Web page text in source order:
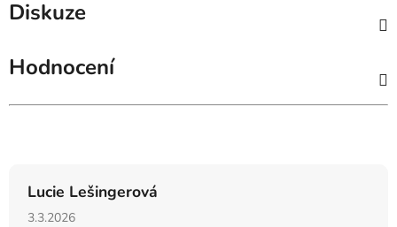
Diskuze
Hodnocení
Lucie Lešingerová
Hodnocení obchodu je 5 z 5 hvězdiček.
3.3.2026